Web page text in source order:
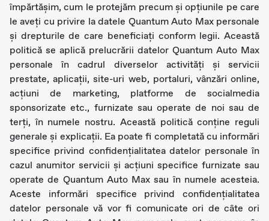
împărtășim, cum le protejăm precum și opțiunile pe care
le aveți cu privire la datele Quantum Auto Max personale
şi drepturile de care beneficiați conform legii. Această
politică se aplică prelucrării datelor Quantum Auto Max
personale în cadrul diverselor activităţi şi servicii
prestate, aplicații, site-uri web, portaluri, vânzări online,
acțiuni de marketing, platforme de socialmedia
sponsorizate etc., furnizate sau operate de noi sau de
terţi, în numele nostru. Această politică conține reguli
generale și explicații. Ea poate fi completată cu informări
specifice privind confidențialitatea datelor personale în
cazul anumitor servicii şi acțiuni specifice furnizate sau
operate de Quantum Auto Max sau în numele acesteia.
Aceste informări specifice privind confidențialitatea
datelor personale vă vor fi comunicate ori de câte ori